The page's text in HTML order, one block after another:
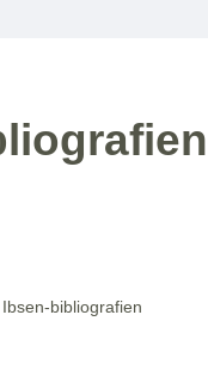
bibliografien